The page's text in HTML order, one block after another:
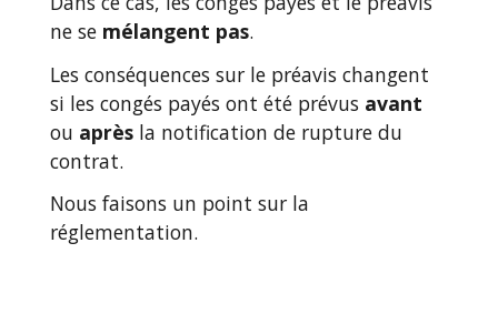
ne se mélangent pas.
Les conséquences sur le préavis changent
si les congés payés ont été prévus avant
ou après la notification de rupture du
contrat.
Nous faisons un point sur la
réglementation.